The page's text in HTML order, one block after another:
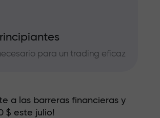
para un trading eficaz
a las barreras financieras y
$ este julio!